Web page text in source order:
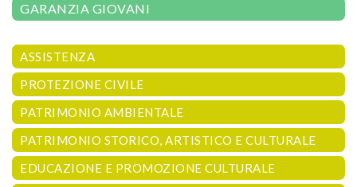
GARANZIA GIOVANI
ASSISTENZA
PROTEZIONE CIVILE
PATRIMONIO AMBIENTALE
PATRIMONIO STORICO, ARTISTICO E CULTURALE
EDUCAZIONE E PROMOZIONE CULTURALE